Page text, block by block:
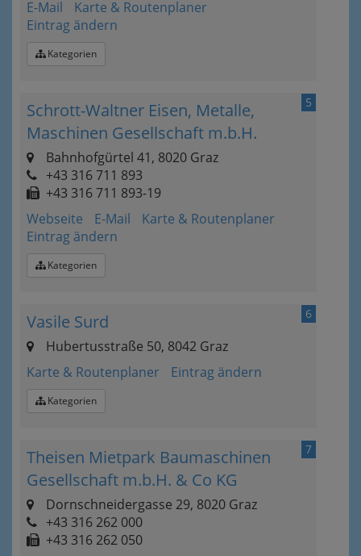
E-Mail
Karte & Routenplaner
Eintrag ändern
Kategorien
5
Schrott-Waltner Eisen, Metalle,
Maschinen Gesellschaft m.b.H.
Bahnhofgürtel 41, 8020 Graz
+43 316 711 893
+43 316 711 893-19
Webseite
E-Mail
Karte & Routenplaner
Eintrag ändern
Kategorien
6
Vasile Surd
Hubertusstraße 50, 8042 Graz
Karte & Routenplaner
Eintrag ändern
Kategorien
7
Theisen Mietpark Baumaschinen
Gesellschaft m.b.H. & Co KG
Dornschneidergasse 29, 8020 Graz
+43 316 262 000
+43 316 262 050